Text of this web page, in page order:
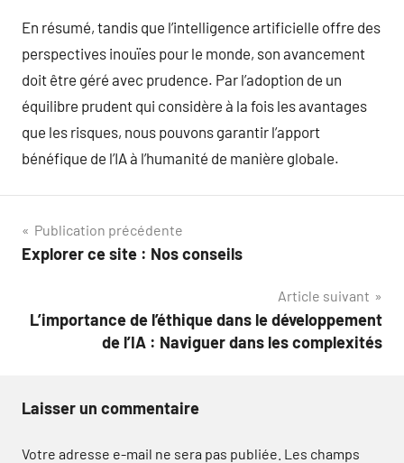
En résumé, tandis que l’intelligence artificielle offre des
perspectives inouïes pour le monde, son avancement
doit être géré avec prudence. Par l’adoption de un
équilibre prudent qui considère à la fois les avantages
que les risques, nous pouvons garantir l’apport
bénéfique de l’IA à l’humanité de manière globale.
Navigation
de
Publication précédente
Explorer ce site : Nos conseils
Article suivant
L’importance de l’éthique dans le développement
de l’IA : Naviguer dans les complexités
Laisser un commentaire
Votre adresse e-mail ne sera pas publiée. Les champs